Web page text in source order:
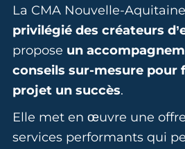
La CMA Nouvelle-
privilégié des créateurs
propose un
conseils sur-mesure pour
projet un succès.
Elle met en œuvre une
services performants qui